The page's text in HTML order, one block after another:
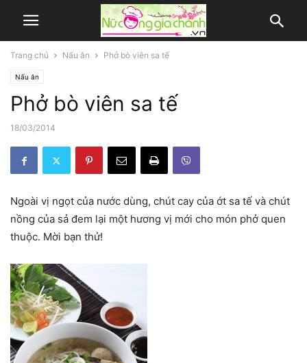
Trang chủ Nấu ăn Phở bò viên sa tế
Nấu ăn
Phở bò viên sa tế
18/03/2014
Ngoài vị ngọt của nước dùng, chút cay của ớt sa tế và chút
nồng của sả đem lại một hương vị mới cho món phở quen
thuộc. Mời bạn thử!